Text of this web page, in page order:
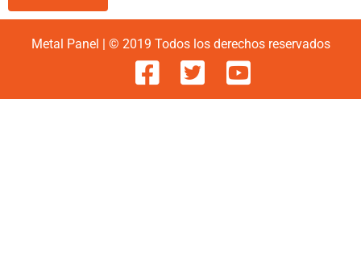
Metal Panel | © 2019 Todos los derechos reservados